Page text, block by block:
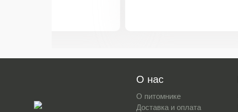
О нас
О питомнике
Доставка и оплата